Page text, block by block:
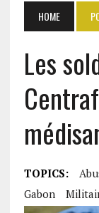
HOME
Les
TOPICS:
Gabon